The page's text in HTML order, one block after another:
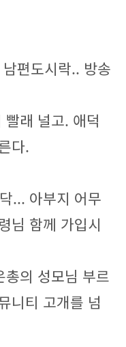
편도시락.. 방송
래 널고. 애덕
다.
... 아부지 어무
님 함께 가입시
의 성모님 부르
니티 고개를 넘